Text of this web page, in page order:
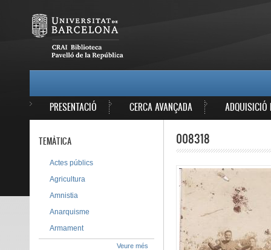
PRESENTACIÓ CERCA AVANÇADA ADQUISICIÓ
008318
TEMÀTICA
Actes públics
Agricultura
Amnistia
Anarquisme
Armament
Veure més